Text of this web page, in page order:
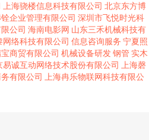
上海骁楼信息科技有限公司 北京东方博
企业管理有限公司 深圳市飞悦时光科
公司 海南电影网 山东三禾机械科技有
网络科技有限公司 信息咨询服务 宁夏照
商贸有限公司 机械设备研发钢管 实木
易诚互动网络技术股份有限公司
上海磬
有限公司
上海冉乐物联网科技有限公